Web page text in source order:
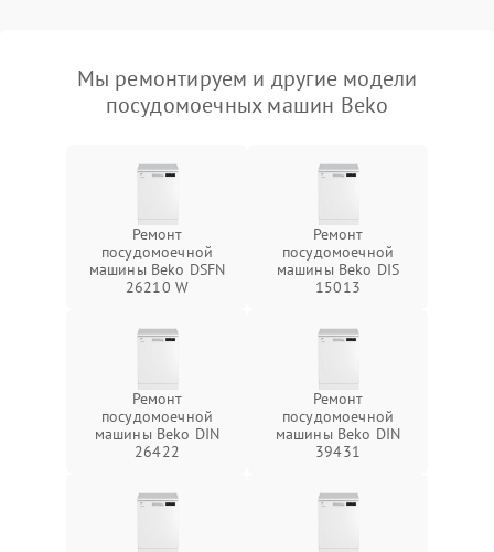
Мы ремонтируем и другие модели
посудомоечных машин Beko
Ремонт
посудомоечной
машины Beko DSFN
26210 W
Ремонт
посудомоечной
машины Beko DIS
15013
Ремонт
посудомоечной
машины Beko DIN
26422
Ремонт
посудомоечной
машины Beko DIN
39431